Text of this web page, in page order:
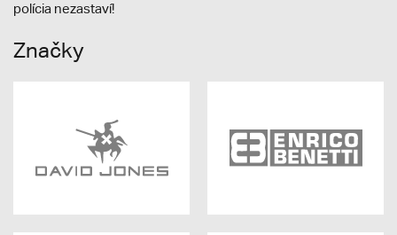
polícia nezastaví!
Značky